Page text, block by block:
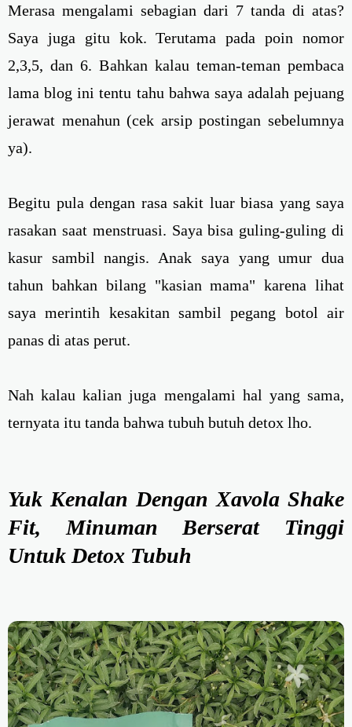
Merasa mengalami sebagian dari 7 tanda di atas?
Saya juga gitu kok. Terutama pada poin nomor
2,3,5, dan 6. Bahkan kalau teman-teman pembaca
lama blog ini tentu tahu bahwa saya adalah pejuang
jerawat menahun (cek arsip postingan sebelumnya
ya).
Begitu pula dengan rasa sakit luar biasa yang saya
rasakan saat menstruasi. Saya bisa guling-guling di
kasur sambil nangis. Anak saya yang umur dua
tahun bahkan bilang "kasian mama" karena lihat
saya merintih kesakitan sambil pegang botol air
panas di atas perut.
Nah kalau kalian juga mengalami hal yang sama,
ternyata itu tanda bahwa tubuh butuh detox lho.
Yuk Kenalan Dengan Xavola Shake
Fit, Minuman Berserat Tinggi
Untuk Detox Tubuh